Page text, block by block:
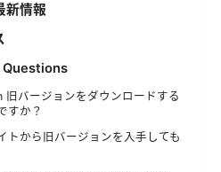
新情報
バージョンをダウンロードする
すか？
トから旧バージョンを入手しても